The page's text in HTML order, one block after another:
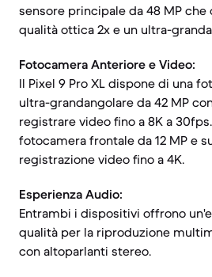
sensore principale da 48 MP
qualità ottica 2x e un ultra-
Fotocamera Anteriore e Video:
Il Pixel 9 Pro XL dispone di una
ultra-grandangolare da 42 MP
registrare video fino a 8K a 30fps.
fotocamera frontale da 12 MP e
registrazione video fino a 4K.
Esperienza Audio:
Entrambi i dispositivi offrono
qualità per la riproduzione
con altoparlanti stereo.